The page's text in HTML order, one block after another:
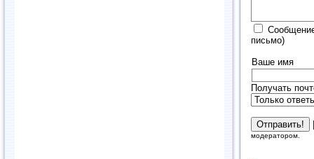
письмо)
Ваше имя
Получать
модератором.